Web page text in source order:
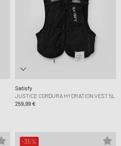
Satisfy
JUSTICE CORDURA HYDRATION VEST 5L
259,99 €
-35%